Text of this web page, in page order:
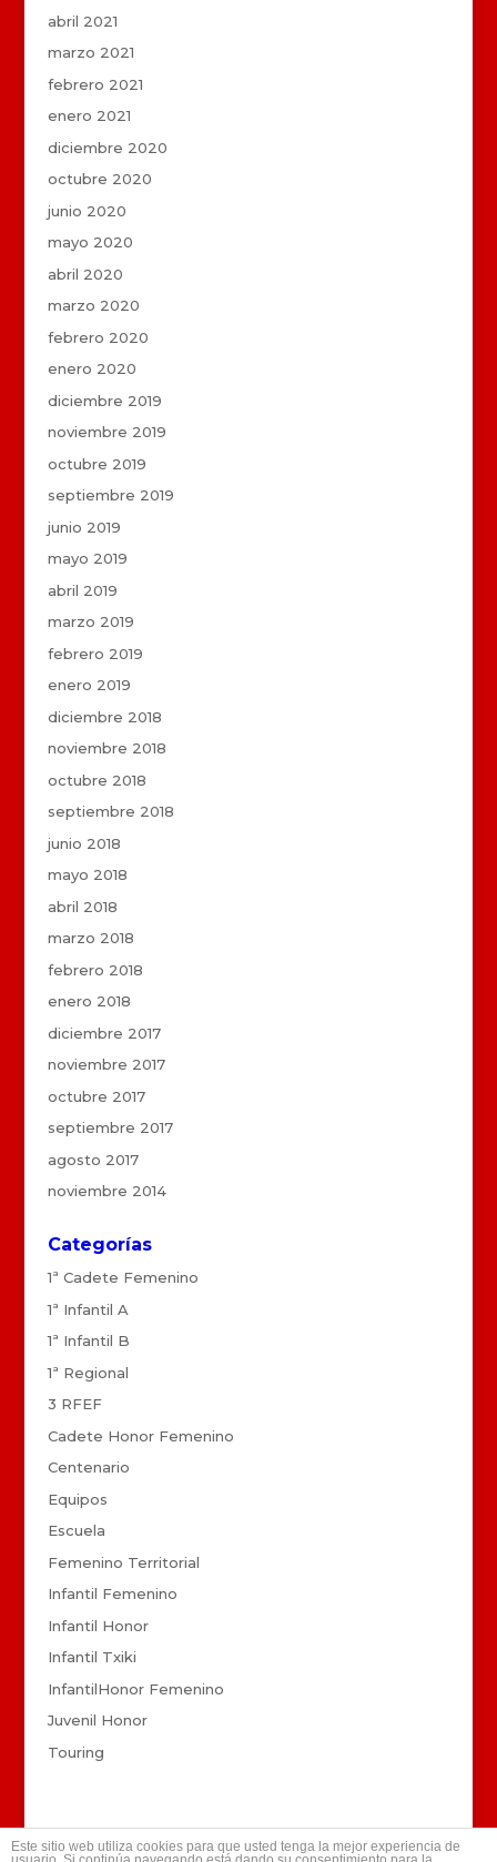
abril 2021
marzo 2021
febrero 2021
enero 2021
diciembre 2020
octubre 2020
junio 2020
mayo 2020
abril 2020
marzo 2020
febrero 2020
enero 2020
diciembre 2019
noviembre 2019
octubre 2019
septiembre 2019
junio 2019
mayo 2019
abril 2019
marzo 2019
febrero 2019
enero 2019
diciembre 2018
noviembre 2018
octubre 2018
septiembre 2018
junio 2018
mayo 2018
abril 2018
marzo 2018
febrero 2018
enero 2018
diciembre 2017
noviembre 2017
octubre 2017
septiembre 2017
agosto 2017
noviembre 2014
Categorías
1ª Cadete Femenino
1ª Infantil A
1ª Infantil B
1ª Regional
3 RFEF
Cadete Honor Femenino
Centenario
Equipos
Escuela
Femenino Territorial
Infantil Femenino
Infantil Honor
Infantil Txiki
InfantilHonor Femenino
Juvenil Honor
Touring
Este sitio web utiliza cookies para que usted tenga la mejor experiencia de